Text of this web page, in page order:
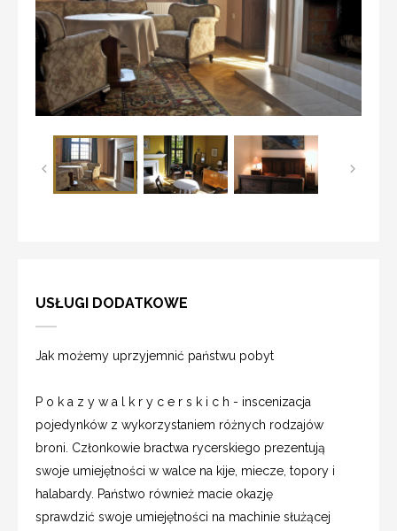
USŁUGI DODATKOWE
Jak możemy uprzyjemnić państwu pobyt
P o k a z y w a l k r y c e r s k i c h - inscenizacja
pojedynków z wykorzystaniem różnych rodzajów
broni. Członkowie bractwa rycerskiego prezentują
swoje umiejętności w walce na kije, miecze, topory i
halabardy. Państwo również macie okazję
sprawdzić swoje umiejętności na machinie służącej